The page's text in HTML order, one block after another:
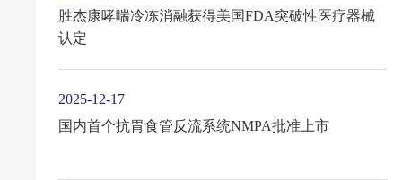
胜杰康哮喘冷冻消融获得美国FDA突破性医疗器械
认定
2025-12-17
国内首个抗胃食管反流系统NMPA批准上市